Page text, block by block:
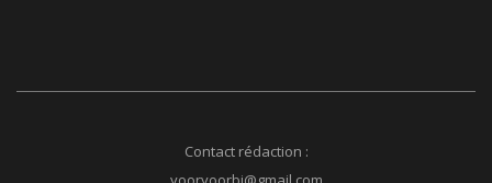
Contact rédaction :